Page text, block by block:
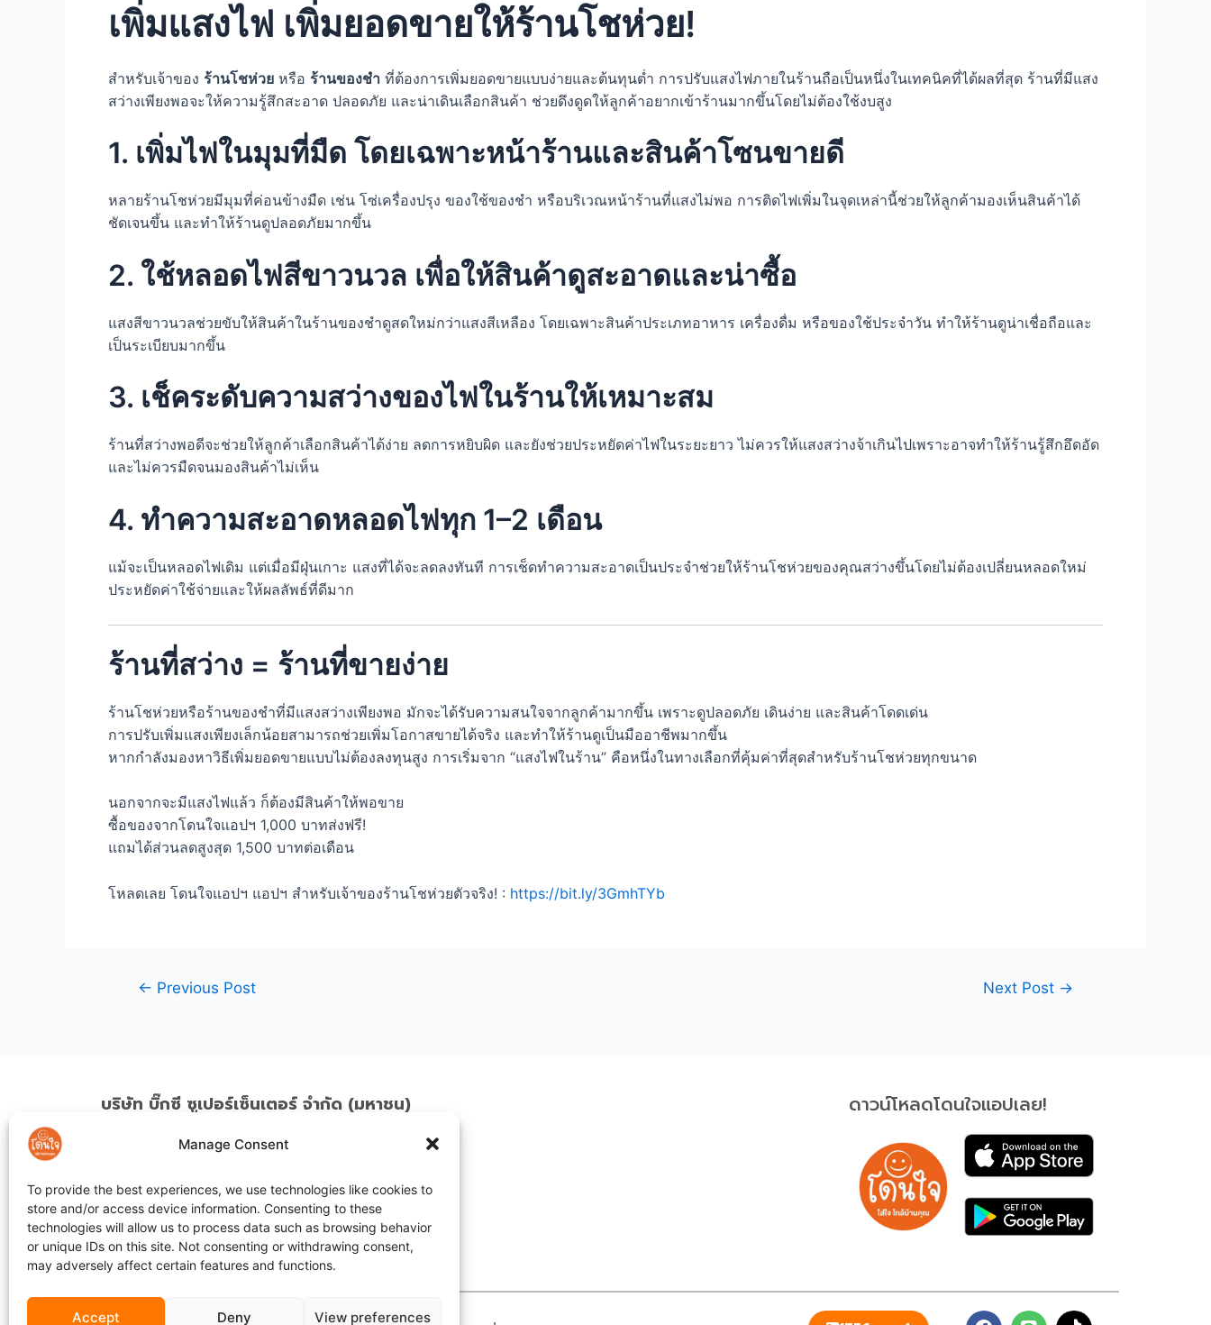
Manage Consent
To provide the best experiences, we use technologies like cookies to
store and/or access device information. Consenting to these
technologies will allow us to process data such as browsing behavior
or unique IDs on this site. Not consenting or withdrawing consent,
may adversely affect certain features and functions.
Accept Deny View preferences
เพิ่มแสงไฟ เพิ่มยอดขายให้ร้านโชห่วย!
สำหรับเจ้าของ ร้านโชห่วย หรือ ร้านของชำ ที่ต้องการเพิ่มยอดขายแบบง่ายและต้นทุนต่ำ การปรับแสงไฟภายในร้านถือเป็นหนึ่งในเทคนิคที่ได้ผลที่สุด ร้านที่มีแสง
สว่างเพียงพอจะให้ความรู้สึกสะอาด ปลอดภัย และน่าเดินเลือกสินค้า ช่วยดึงดูดให้ลูกค้าอยากเข้าร้านมากขึ้นโดยไม่ต้องใช้งบสูง
1. เพิ่มไฟในมุมที่มืด โดยเฉพาะหน้าร้านและสินค้าโซนขายดี
หลายร้านโชห่วยมีมุมที่ค่อนข้างมืด เช่น โซ่เครื่องปรุง ของใช้ของชำ หรือบริเวณหน้าร้านที่แสงไม่พอ การติดไฟเพิ่มในจุดเหล่านี้ช่วยให้ลูกค้ามองเห็นสินค้าได้
ชัดเจนขึ้น และทำให้ร้านดูปลอดภัยมากขึ้น
2. ใช้หลอดไฟสีขาวนวล เพื่อให้สินค้าดูสะอาดและน่าซื้อ
แสงสีขาวนวลช่วยขับให้สินค้าในร้านของชำดูสดใหม่กว่าแสงสีเหลือง โดยเฉพาะสินค้าประเภทอาหาร เครื่องดื่ม หรือของใช้ประจำวัน ทำให้ร้านดูน่าเชื่อถือและ
เป็นระเบียบมากขึ้น
3. เช็คระดับความสว่างของไฟในร้านให้เหมาะสม
ร้านที่สว่างพอดีจะช่วยให้ลูกค้าเลือกสินค้าได้ง่าย ลดการหยิบผิด และยังช่วยประหยัดค่าไฟในระยะยาว ไม่ควรให้แสงสว่างจ้าเกินไปเพราะอาจทำให้ร้านรู้สึกอึดอัด
และไม่ควรมืดจนมองสินค้าไม่เห็น
4. ทำความสะอาดหลอดไฟทุก 1–2 เดือน
แม้จะเป็นหลอดไฟเดิม แต่เมื่อมีฝุ่นเกาะ แสงที่ได้จะลดลงทันที การเช็ดทำความสะอาดเป็นประจำช่วยให้ร้านโชห่วยของคุณสว่างขึ้นโดยไม่ต้องเปลี่ยนหลอดใหม่
ประหยัดค่าใช้จ่ายและให้ผลลัพธ์ที่ดีมาก
ร้านที่สว่าง = ร้านที่ขายง่าย
ร้านโชห่วยหรือร้านของชำที่มีแสงสว่างเพียงพอ มักจะได้รับความสนใจจากลูกค้ามากขึ้น เพราะดูปลอดภัย เดินง่าย และสินค้าโดดเด่น
การปรับเพิ่มแสงเพียงเล็กน้อยสามารถช่วยเพิ่มโอกาสขายได้จริง และทำให้ร้านดูเป็นมืออาชีพมากขึ้น
หากกำลังมองหาวิธีเพิ่มยอดขายแบบไม่ต้องลงทุนสูง การเริ่มจาก “แสงไฟในร้าน” คือหนึ่งในทางเลือกที่คุ้มค่าที่สุดสำหรับร้านโชห่วยทุกขนาด
นอกจากจะมีแสงไฟแล้ว ก็ต้องมีสินค้าให้พอขาย
ซื้อของจากโดนใจแอปฯ 1,000 บาทส่งฟรี!
แถมได้ส่วนลดสูงสุด 1,500 บาทต่อเดือน
โหลดเลย โดนใจแอปฯ แอปฯ สำหรับเจ้าของร้านโชห่วยตัวจริง! : https://bit.ly/3GmhTYb
← Previous Post Next Post →
บริษัท บิ๊กซี ซูเปอร์เซ็นเตอร์ จำกัด (มหาชน)
สำนักงานใหญ่ : 88/9 ซอยสมานฉันท์-บาร์โบส แขวง
พระโขนง เขตคลองเตย กรุงเทพมหานคร 10110 โทร.
วัน เวลา 8.00 - 21.00 น.
ค้นหาเมนูเว็บไซต์
ดาวน์โหลดโดนใจแอปเลย!